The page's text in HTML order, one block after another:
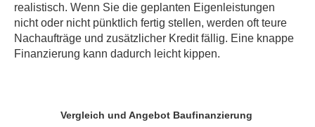
realistisch. Wenn Sie die geplanten Eigenleistungen
nicht oder nicht pünktlich fertig stellen, werden oft teure
Nachaufträge und zusätzlicher Kredit fällig. Eine knappe
Finanzierung kann dadurch leicht kippen.
Vergleich und Angebot Baufinanzierung